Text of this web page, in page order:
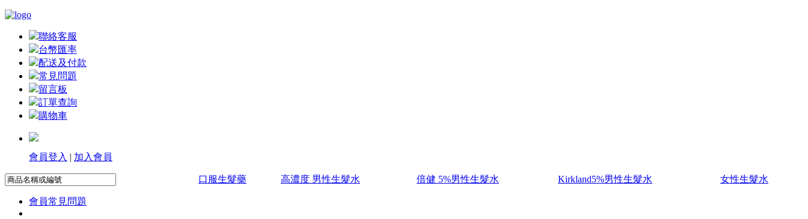
聯絡客服
台幣匯率
配送及付款
常見問題
留言板
訂單查詢
購物車
會員登入 | 加入會員
口服生髮藥 高濃度 男性生髮水 倍健 5%男性生髮水 Kirkland5%男性生髮水 女性生髮水
會員常見問題